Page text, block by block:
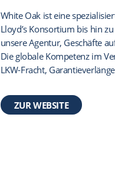
White Oak ist eine
Lloyd’s Konsortium bis hin
unsere Agentur, Geschäfte
Die globale Kompetenz im
LKW-Fracht,
ZUR WEBSITE